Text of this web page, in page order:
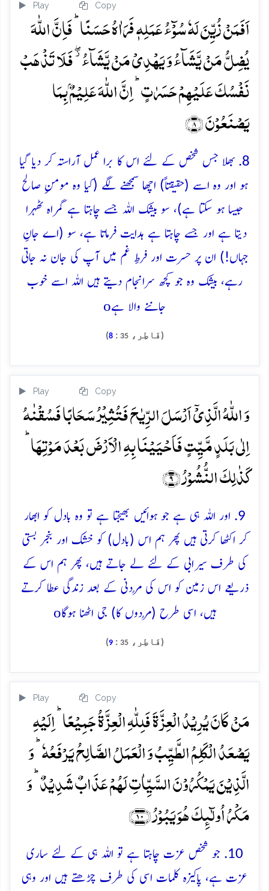
Play Copy
اَفَمَنۡ زُیِّنَ لَہٗ سُوۡٓءُ عَمَلِہٖ فَرَاٰہُ حَسَنًا ؕ فَاِنَّ اللّٰہَ
یُضِلُّ مَنۡ یَّشَآءُ وَ یَہۡدِیۡ مَنۡ یَّشَآءُ ۫ۖ فَلَا تَذۡہَبۡ
نَفۡسُکَ عَلَیۡہِمۡ حَسَرٰتٍ ؕ اِنَّ اللّٰہَ عَلِیۡمٌۢ بِمَا
یَصۡنَعُوۡنَ ﴿۸﴾
8. بھلا جس شخص کے لئے اس کا برا عمل آراستہ کر دیا گیا
ہو اور وہ اسے (حقیقتاً) اچھا سمجھنے لگے (کیا وہ مومنِ صالح
جیسا ہو سکتا ہے)، سو بیشک اللہ جسے چاہتا ہے گمراہ ٹھہرا
دیتا ہے اور جسے چاہتا ہے ہدایت فرماتا ہے، سو (اے جانِ
جہاں!) ان پر حسرت اور فرطِ غم میں آپ کی جان نہ جاتی
رہے، بیشک وہ جو کچھ سرانجام دیتے ہیں اللہ اسے خوب
جاننے والا ہےo
(فَاطِر،35
:
8
)
Play Copy
وَ اللّٰہُ الَّذِیۡۤ اَرۡسَلَ الرِّیٰحَ فَتُثِیۡرُ سَحَابًا فَسُقۡنٰہُ
اِلٰی بَلَدٍ مَّیِّتٍ فَاَحۡیَیۡنَا بِہِ الۡاَرۡضَ بَعۡدَ مَوۡتِہَا ؕ
کَذٰلِکَ النُّشُوۡرُ ﴿۹﴾
9. اور اللہ ہی ہے جو ہوائیں بھیجتا ہے تو وہ بادل کو ابھار
کر اکٹھا کرتی ہیں پھر ہم اس (بادل) کو خشک اور بنجر بستی
کی طرف سیرابی کے لئے لے جاتے ہیں، پھر ہم اس کے
ذریعے اس زمین کو اس کی مُردنی کے بعد زندگی عطا کرتے
ہیں، اسی طرح (مُردوں کا) جی اٹھنا ہوگاo
(فَاطِر،35
:
9
)
Play Copy
مَنۡ کَانَ یُرِیۡدُ الۡعِزَّۃَ فَلِلّٰہِ الۡعِزَّۃُ جَمِیۡعًا ؕ اِلَیۡہِ
یَصۡعَدُ الۡکَلِمُ الطَّیِّبُ وَ الۡعَمَلُ الصَّالِحُ یَرۡفَعُہٗ ؕ وَ
الَّذِیۡنَ یَمۡکُرُوۡنَ السَّیِّاٰتِ لَہُمۡ عَذَابٌ شَدِیۡدٌ ؕ وَ
مَکۡرُ اُولٰٓئِکَ ہُوَ یَبُوۡرُ ﴿۱۰﴾
10. جو شخص عزت چاہتا ہے تو اللہ ہی کے لئے ساری
عزت ہے، پاکیزہ کلمات اسی کی طرف چڑھتے ہیں اور وہی